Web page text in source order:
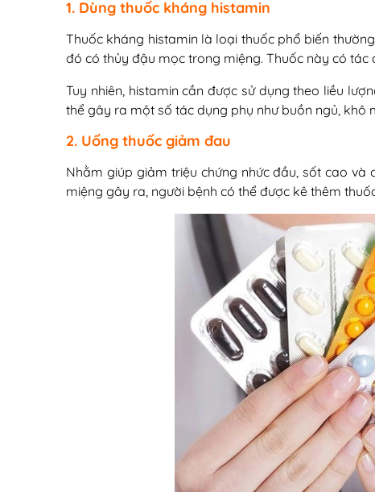
1. Dùng thuốc kháng histamin
Thuốc kháng histamin là loại thuốc phổ biến
đó có thủy đậu mọc trong miệng. Thuốc này có
Tuy nhiên, histamin cần được sử dụng theo liều
thể gây ra một số tác dụng phụ như buồn ngủ, khô
2. Uống thuốc giảm đau
Nhằm giúp giảm triệu chứng nhức đầu, sốt cao
miệng gây ra, người bệnh có thể được kê thêm